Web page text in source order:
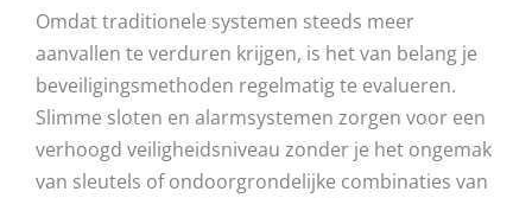
Omdat traditionele systemen steeds meer
aanvallen te verduren krijgen, is het van belang je
beveiligingsmethoden regelmatig te evalueren.
Slimme sloten en alarmsystemen zorgen voor een
verhoogd veiligheidsniveau zonder je het ongemak
van sleutels of ondoorgrondelijke combinaties van